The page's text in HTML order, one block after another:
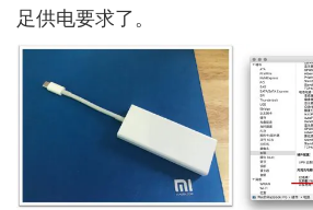
足供电要求了。